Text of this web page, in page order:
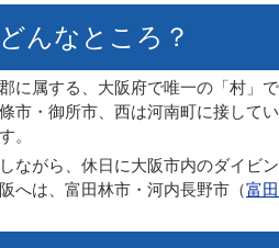
んなところ？
に属する、大阪府で唯一の「村」
市・御所市、西は河南町に接して
。
ながら、休日に大阪市内のダイ
へは、富田林市・河内長野市（富